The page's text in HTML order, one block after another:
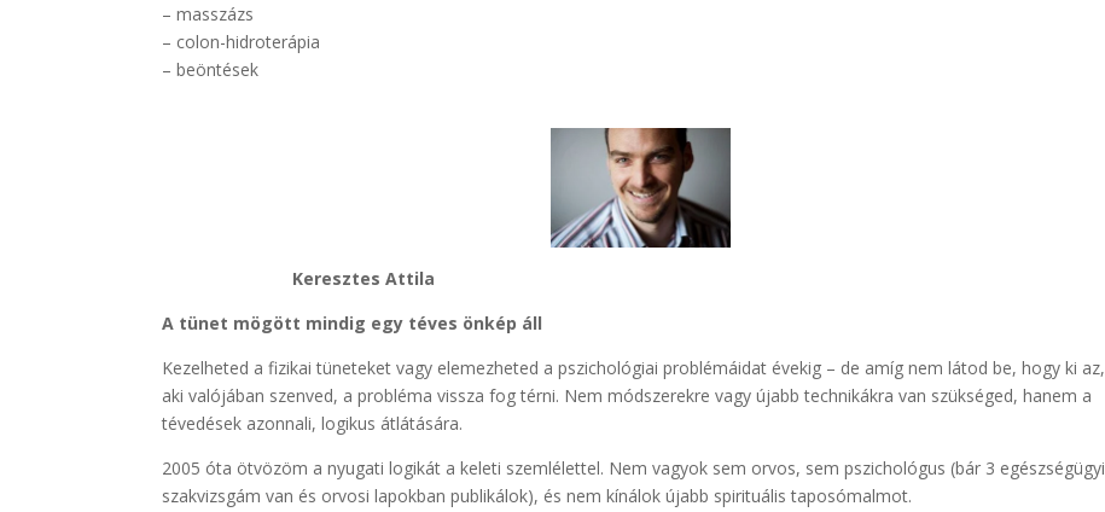
– masszázs
– colon-hidroterápia
– beöntések
Keresztes Attila
A tünet mögött mindig egy téves önkép áll
Kezelheted a fizikai tüneteket vagy elemezheted a pszichológiai problémáidat évekig – de amíg nem látod be, hogy ki az,
aki valójában szenved, a probléma vissza fog térni. Nem módszerekre vagy újabb technikákra van szükséged, hanem a
tévedések azonnali, logikus átlátására.
2005 óta ötvözöm a nyugati logikát a keleti szemlélettel. Nem vagyok sem orvos, sem pszichológus (bár 3 egészségügyi
szakvizsgám van és orvosi lapokban publikálok), és nem kínálok újabb spirituális taposómalmot.